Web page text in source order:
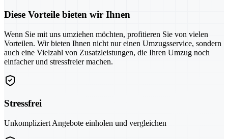
Diese Vorteile bieten wir Ihnen
Wenn Sie mit uns umziehen möchten, profitieren Sie von vielen
Vorteilen. Wir bieten Ihnen nicht nur einen Umzugsservice, sondern
auch eine Vielzahl von Zusatzleistungen, die Ihren Umzug noch
einfacher und stressfreier machen.
Stressfrei
Unkompliziert Angebote einholen und vergleichen